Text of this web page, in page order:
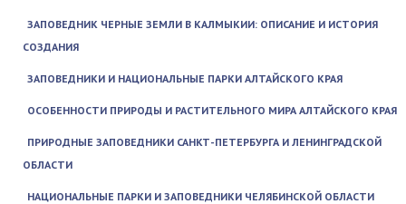
ЗАПОВЕДНИК ЧЕРНЫЕ ЗЕМЛИ В КАЛМЫКИИ: ОПИСАНИЕ И ИСТОРИЯ
СОЗДАНИЯ
ЗАПОВЕДНИКИ И НАЦИОНАЛЬНЫЕ ПАРКИ АЛТАЙСКОГО КРАЯ
ОСОБЕННОСТИ ПРИРОДЫ И РАСТИТЕЛЬНОГО МИРА АЛТАЙСКОГО КРАЯ
ПРИРОДНЫЕ ЗАПОВЕДНИКИ САНКТ-ПЕТЕРБУРГА И ЛЕНИНГРАДСКОЙ
ОБЛАСТИ
НАЦИОНАЛЬНЫЕ ПАРКИ И ЗАПОВЕДНИКИ ЧЕЛЯБИНСКОЙ ОБЛАСТИ